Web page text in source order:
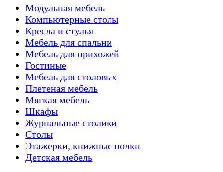
Модульная мебель
Компьютерные столы
Кресла и стулья
Мебель для спальни
Мебель для прихожей
Гостиные
Мебель для столовых
Плетеная мебель
Мягкая мебель
Шкафы
Журнальные столики
Столы
Этажерки, книжные полки
Детская мебель